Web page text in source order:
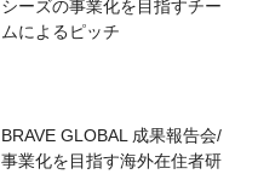
シーズの事業化を目指すチー
ムによるピッチ
BRAVE GLOBAL 成果報告会/
事業化を目指す海外在住者研